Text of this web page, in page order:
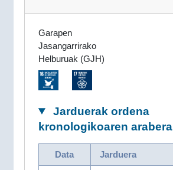
Garapen
Jasangarrirako
Helburuak (GJH)
Jarduerak ordena
kronologikoaren arabera
Data Jarduera